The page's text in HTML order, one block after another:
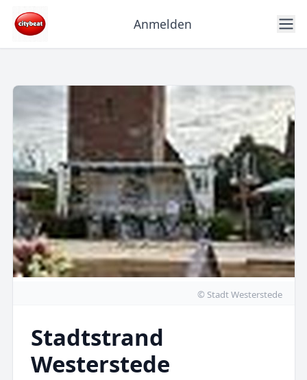
Anmelden
© Stadt Westerstede
Stadtstrand
Westerstede